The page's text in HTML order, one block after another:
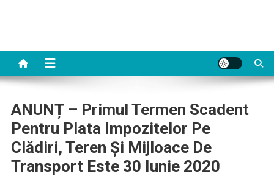
ANUNȚ – Primul Termen Scadent
Pentru Plata Impozitelor Pe
Clădiri, Teren Și Mijloace De
Transport Este 30 Iunie 2020